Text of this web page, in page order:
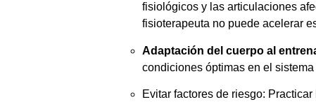
fisiológicos y las articulaciones
fisioterapeuta no puede acelerar
Adaptación del cuerpo al
condiciones óptimas en el
Evitar factores de riesgo: